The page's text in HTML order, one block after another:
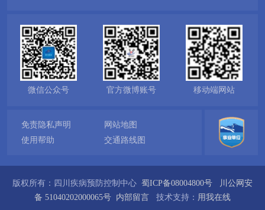
微信公众号 官方微博账号 移动端网站
免责隐私声明
网站地图
使用帮助
交通路线图
版权所有：四川疾病预防控制中心 蜀ICP备08004800号
川公网安
备 51040202000065号 内部留言 技术支持： 用我在线